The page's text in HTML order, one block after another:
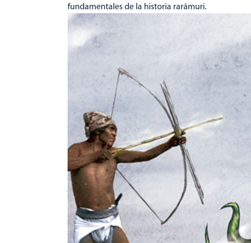
fundamentales de la historia rarámuri.